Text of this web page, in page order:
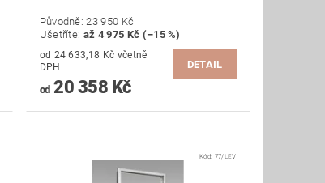
Původně:23 950 Kč
Ušetříte: až 4 975 Kč (–15 %)
od 24 633,18 Kč včetně
DPH
od20 358 Kč
DETAIL
Kód: 77/LEV